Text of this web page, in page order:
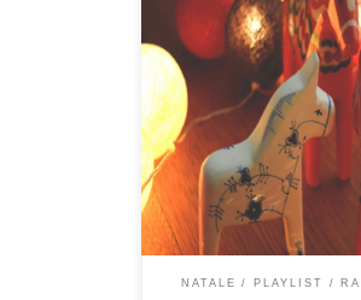
Più natalizi di così non si
Time (2018) e For Xmas
(2019) è la playlist perfetta
quest’anno più che mai!
sempre super natalizio, ci
loro fantastico […]
NATALE PLAYLIST